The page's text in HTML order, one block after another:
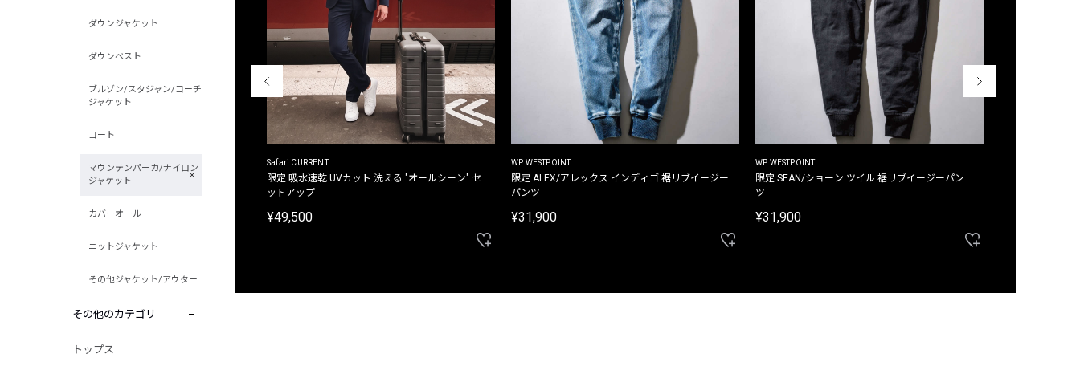
ダウンジャケット
ダウンベスト
ブルゾン/スタジャン/コーチ
ジャケット
コート
マウンテンパーカ/ナイロン
ジャケット
カバーオール
ニットジャケット
その他ジャケット/アウター
その他のカテゴリ
トップス
別注限定 フード付き チェックシャツジャケット
Safari CURRENT
限定 吸水速乾 UVカット 洗える "オールシーン" セ
ットアップ
¥49,500
WP WESTPOINT
限定 ALEX/アレックス インディゴ 裾リブイージー
パンツ
¥31,900
WP WESTPOINT
限定 SEAN/ショーン ツイル 裾リブイージーパン
ツ
¥31,900